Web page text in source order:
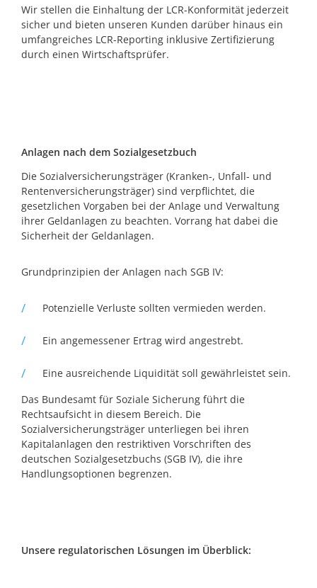
Wir stellen die Einhaltung der LCR-Konformität jederzeit
sicher und bieten unseren Kunden darüber hinaus ein
umfangreiches LCR-Reporting inklusive Zertifizierung
durch einen Wirtschaftsprüfer.
Anlagen nach dem Sozialgesetzbuch
Die Sozialversicherungsträger (Kranken-, Unfall- und
Rentenversicherungsträger) sind verpflichtet, die
gesetzlichen Vorgaben bei der Anlage und Verwaltung
ihrer Geldanlagen zu beachten. Vorrang hat dabei die
Sicherheit der Geldanlagen.
Grundprinzipien der Anlagen nach SGB IV:
Potenzielle Verluste sollten vermieden werden.
Ein angemessener Ertrag wird angestrebt.
Eine ausreichende Liquidität soll gewährleistet sein.
Das Bundesamt für Soziale Sicherung führt die
Rechtsaufsicht in diesem Bereich. Die
Sozialversicherungsträger unterliegen bei ihren
Kapitalanlagen den restriktiven Vorschriften des
deutschen Sozialgesetzbuchs (SGB IV), die ihre
Handlungsoptionen begrenzen.
Unsere regulatorischen Lösungen im Überblick: